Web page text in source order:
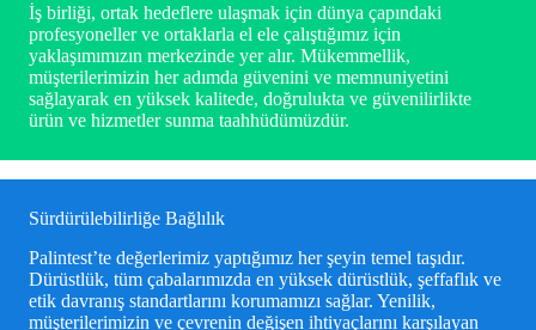
İş birliği, ortak hedeflere ulaşmak için dünya çapındaki
profesyoneller ve ortaklarla el ele çalıştığımız için
yaklaşımımızın merkezinde yer alır. Mükemmellik,
müşterilerimizin her adımda güvenini ve memnuniyetini
sağlayarak en yüksek kalitede, doğrulukta ve güvenilirlikte
ürün ve hizmetler sunma taahhüdümüzdür.
Sürdürülebilirliğe Bağlılık
Palintest’te değerlerimiz yaptığımız her şeyin temel taşıdır.
Dürüstlük, tüm çabalarımızda en yüksek dürüstlük, şeffaflık ve
etik davranış standartlarını korumamızı sağlar. Yenilik,
müşterilerimizin ve çevrenin değişen ihtiyaçlarını karşılayan